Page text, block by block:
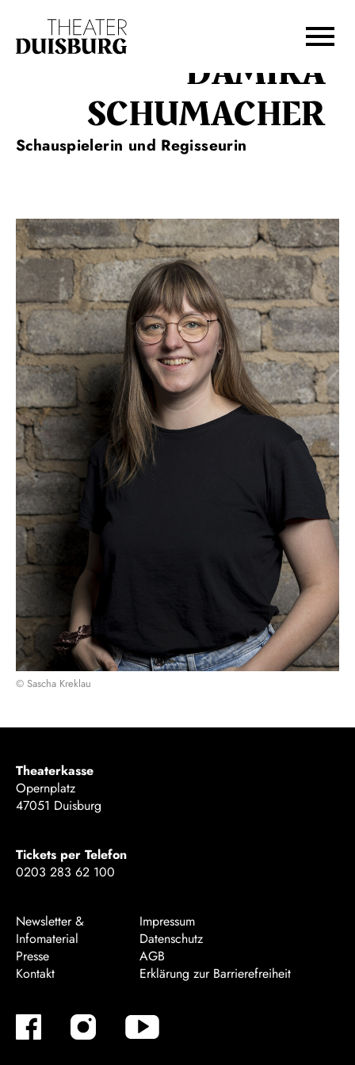
Zur Hauptnavigation springen
Zum Footer springen
DAMIRA
SCHUMACHER
Schauspielerin und Regisseurin
© Sascha Kreklau
Theaterkasse
Opernplatz
47051 Duisburg
Tickets per Telefon
0203 283 62 100
Newsletter &
Infomaterial
Presse
Kontakt
Impressum
Datenschutz
AGB
Erklärung zur Barrierefreiheit